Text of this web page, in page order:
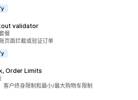
validator
餐
页面拦截或验证订单
Order Limits
客户终身限制和最小/最大购物车限制